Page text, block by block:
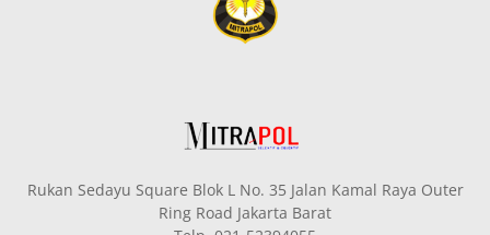
Rukan Sedayu Square Blok L No. 35 Jalan Kamal Raya Outer
Ring Road Jakarta Barat